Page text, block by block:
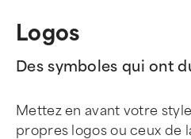
Logos
Des symboles qui ont
Mettez en avant votre
propres logos ou ceux de